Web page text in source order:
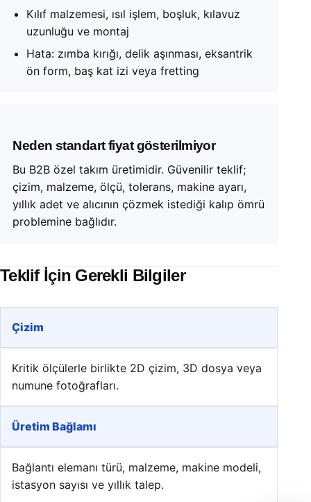
Kılıf malzemesi, ısıl işlem, boşluk, kılavuz
uzunluğu ve montaj
Hata: zımba kırığı, delik aşınması, eksantrik
ön form, baş kat izi veya fretting
Neden standart fiyat gösterilmiyor
Bu B2B özel takım üretimidir. Güvenilir teklif;
çizim, malzeme, ölçü, tolerans, makine ayarı,
yıllık adet ve alıcının çözmek istediği kalıp ömrü
problemine bağlıdır.
Teklif İçin Gerekli Bilgiler
Çizim
Kritik ölçülerle birlikte 2D çizim, 3D dosya veya
numune fotoğrafları.
Üretim Bağlamı
Bağlantı elemanı türü, malzeme, makine modeli,
istasyon sayısı ve yıllık talep.